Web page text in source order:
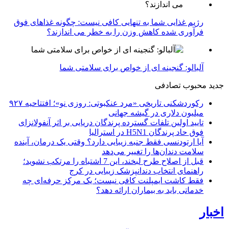
رژیم غذایی شما به تنهایی کافی نیست: چگونه غذاهای فوق
فرآوری شده کاهش وزن را به خطر می اندازند؟
آلبالو: گنجینه ای از خواص برای سلامتی شما
جدید محبوب تصادفی
رکوردشکنی تاریخی «مرد عنکبوتی: روزی نو»؛ افتتاحیه ۹۲۷
میلیون دلاری در گیشه جهانی
تایید اولین تلفات گسترده پرندگان دریایی بر اثر آنفولانزای
فوق حاد پرندگان H5N1 در استرالیا
آیا ارتودنسی فقط جنبه زیبایی دارد؟ وقتی یک درمان، آینده
سلامت دندان‌ها را تغییر می‌دهد
قبل از اصلاح طرح لبخند، این 7 اشتباه را مرتکب نشوید؛
راهنمای انتخاب دندانپزشک زیبایی در کرج
فقط کاشت ایمپلنت کافی نیست؛ یک مرکز حرفه‌ای چه
خدماتی باید به بیماران ارائه دهد؟
اخبار